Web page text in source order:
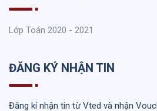
Lớp Toán 2020 - 2021
ĐĂNG KÝ NHẬN TIN
Đăng kí nhận tin từ Vted và nhận